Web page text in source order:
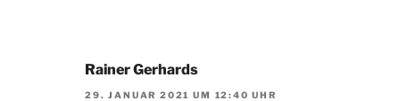
Rainer Gerhards
29. JANUAR 2021 UM 12:40 UHR